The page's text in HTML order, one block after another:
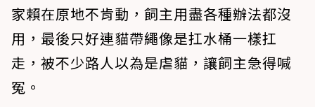
家賴在原地不肯動，飼主用盡各種辦法都沒
用，最後只好連貓帶繩像是扛水桶一樣扛
走，被不少路人以為是虐貓，讓飼主急得喊
冤。